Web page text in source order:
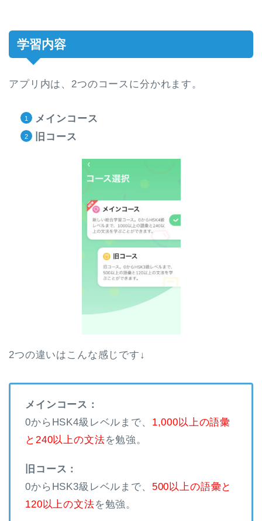
学習内容
アプリ内は、2つのコースに分かれます。
メインコース
旧コース
2つの違いはこんな感じです↓
メインコース：
0からHSK4級レベルまで、 1,000以上の語彙
と240以上の文法を勉強。
旧コース：
0からHSK3級レベルまで、 500以上の語彙と
120以上の文法を勉強。